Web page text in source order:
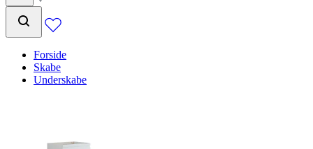
Forside
Skabe
Underskabe